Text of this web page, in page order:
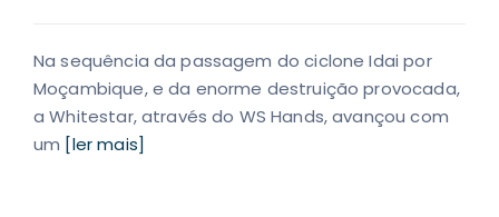
Na sequência da passagem do ciclone Idai por
Moçambique, e da enorme destruição provocada,
a Whitestar, através do WS Hands, avançou com
um [ler mais]